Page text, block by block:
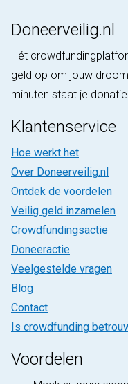
Doneerveilig.nl
Hét
geld op om jouw
minuten staat je
Klantenservice
Hoe werkt het
Over Doneerveilig.nl
Ontdek de voordelen
Veilig geld inzamelen
Crowdfundingsactie
Doneeractie
Veelgestelde vragen
Blog
Contact
Is crowdfunding
Voordelen